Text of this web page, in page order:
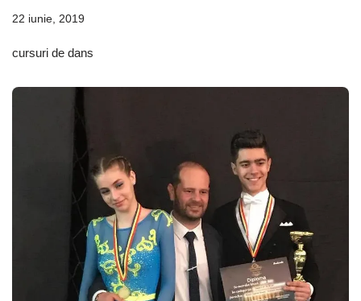
22 iunie, 2019
cursuri de dans